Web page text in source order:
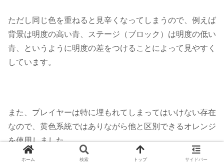
ただし同じ色を重ねると見辛くなってしまうので、例えば
背景は明度の高い青、ステージ（ブロック）は明度の低い
青、というように明度の差をつけることによって見やすく
しています。
また、プレイヤーは特に埋もれてしまってはいけない存在
なので、黄色系統ではありながら他と区別できるオレンジ
を使用しました。
ホーム 検索 トップ サイドバー